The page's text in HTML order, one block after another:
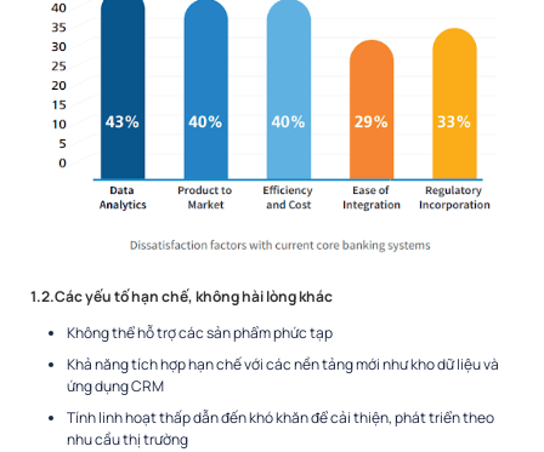
1.2.Các yếu tố hạn chế, không hài lòng khác
Không thể hỗ trợ các sản phẩm phức tạp
Khả năng tích hợp hạn chế với các nền tảng mới như kho dữ liệu và
ứng dụng CRM
Tính linh hoạt thấp dẫn đến khó khăn để cải thiện, phát triển theo
nhu cầu thị trường